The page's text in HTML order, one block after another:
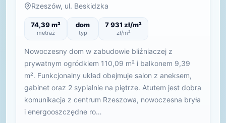
Rzeszów, ul. Beskidzka
74,39 m²
metraż
dom
typ
7 931 zł/m²
zł/m²
Nowoczesny dom w zabudowie bliźniaczej z
prywatnym ogródkiem 110,09 m² i balkonem 9,39
m². Funkcjonalny układ obejmuje salon z aneksem,
gabinet oraz 2 sypialnie na piętrze. Atutem jest dobra
komunikacja z centrum Rzeszowa, nowoczesna bryła
i energooszczędne ro…